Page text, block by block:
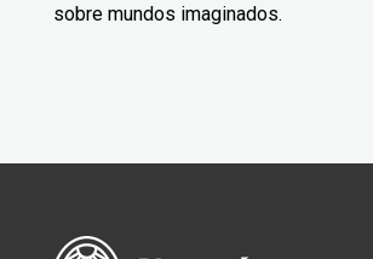
sobre mundos imaginados.